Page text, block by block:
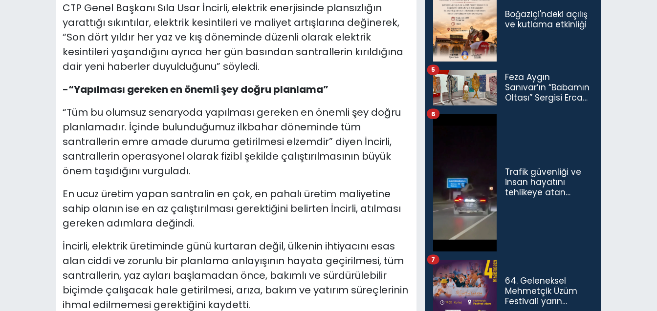
CTP Genel Başkanı Sıla Usar İncirli, elektrik enerjisinde plansızlığın
yarattığı sıkıntılar, elektrik kesintileri ve maliyet artışlarına değinerek,
“Son dört yıldır her yaz ve kış döneminde düzenli olarak elektrik
kesintileri yaşandığını ayrıca her gün basından santrallerin kırıldığına
dair yeni haberler duyulduğunu” söyledi.
-“Yapılması gereken en önemli şey doğru planlama”
“Tüm bu olumsuz senaryoda yapılması gereken en önemli şey doğru
planlamadır. İçinde bulunduğumuz ilkbahar döneminde tüm
santrallerin emre amade duruma getirilmesi elzemdir” diyen İncirli,
santrallerin operasyonel olarak fizibl şekilde çalıştırılmasının büyük
önem taşıdığını vurguladı.
En ucuz üretim yapan santralin en çok, en pahalı üretim maliyetine
sahip olanın ise en az çalıştırılması gerektiğini belirten İncirli, atılması
gereken adımlara değindi.
İncirli, elektrik üretiminde günü kurtaran değil, ülkenin ihtiyacını esas
alan ciddi ve zorunlu bir planlama anlayışının hayata geçirilmesi, tüm
santrallerin, yaz ayları başlamadan önce, bakımlı ve sürdürülebilir
biçimde çalışacak hale getirilmesi, arıza, bakım ve yatırım süreçlerinin
ihmal edilmemesi gerektiğini kaydetti.
Boğaziçi'ndeki açılış
ve kutlama etkinliği
Feza Aygın
Sanıvar’ın “Babamın
Oltası” Sergisi Ercan
5
Trafik güvenliği ve
insan hayatını
tehlikeye atan
6
64. Geleneksel
Mehmetçik Üzüm
Festivali yarın
7